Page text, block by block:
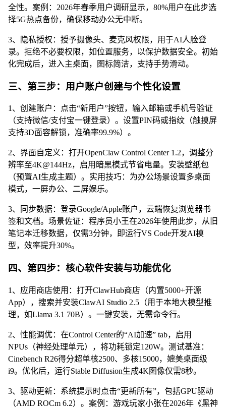
全性。案例：2026年春季用户调研显示，80%用户在此步选
择5G热点备份，确保移动办公无中断。
3、隐私授权：授予摄像头、麦克风权限，用于AI人脸登
录。拒绝不必要权限，如位置服务，以保护数据安全。初始
化完成后，进入主桌面，图标简洁，支持手势滑动。
三、第三步：用户账户创建与个性化设置
1、创建账户：点击“新用户”按钮，输入邮箱或手机号验证
（支持微信/支付宝一键登录）。设置PIN码或指纹（触摸屏
支持3D面容解锁，准确率99.9%）。
2、界面自定义：打开OpenClaw Control Center 1.2，调整分
辨率至4K@144Hz，启用暗黑模式节省电量。安装壁纸包
（预置AI生成主题）。实用技巧：为办公场景设置多桌面
模式，一屏办公、二屏娱乐。
3、同步数据：登录Google/Apple账户，云端恢复浏览器书
签和文档。场景佐证：程序员小王在2026年使用此步，从旧
笔记本迁移数据，仅需3分钟，即运行VS Code开发AI模
型，效率提升30%。
四、第四步：核心软件安装与功能优化
1、应用商店使用：打开ClawHub商店（内置5000+开源
App），搜索并安装ClawAI Studio 2.5（用于本地大模型推
理，如Llama 3.1 70B）。一键安装，无需命令行。
2、性能调优：在Control Center的“AI加速” tab，启用
NPUs（神经处理单元），将功耗锁定120W。测试基准：
Cinebench R26得分超单核2500、多核15000，媲美桌面级
i9。优化后，运行Stable Diffusion生成4K图像仅需8秒。
3、驱动更新：系统提示时点击“更新所有”，包括GPU驱动
（AMD ROCm 6.2）。案例：游戏玩家小张在2026年《黑神